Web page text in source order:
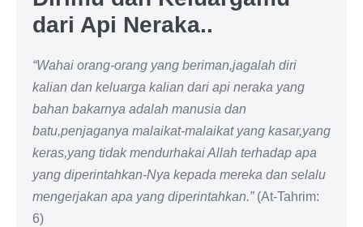
dari Api Neraka..
“Wahai orang-orang yang beriman,jagalah diri
kalian dan keluarga kalian dari api neraka yang
bahan bakarnya adalah manusia dan
batu,penjaganya malaikat-malaikat yang kasar,yang
keras,yang tidak mendurhakai Allah terhadap apa
yang diperintahkan-Nya kepada mereka dan selalu
mengerjakan apa yang diperintahkan.” (At-Tahrim:
6)